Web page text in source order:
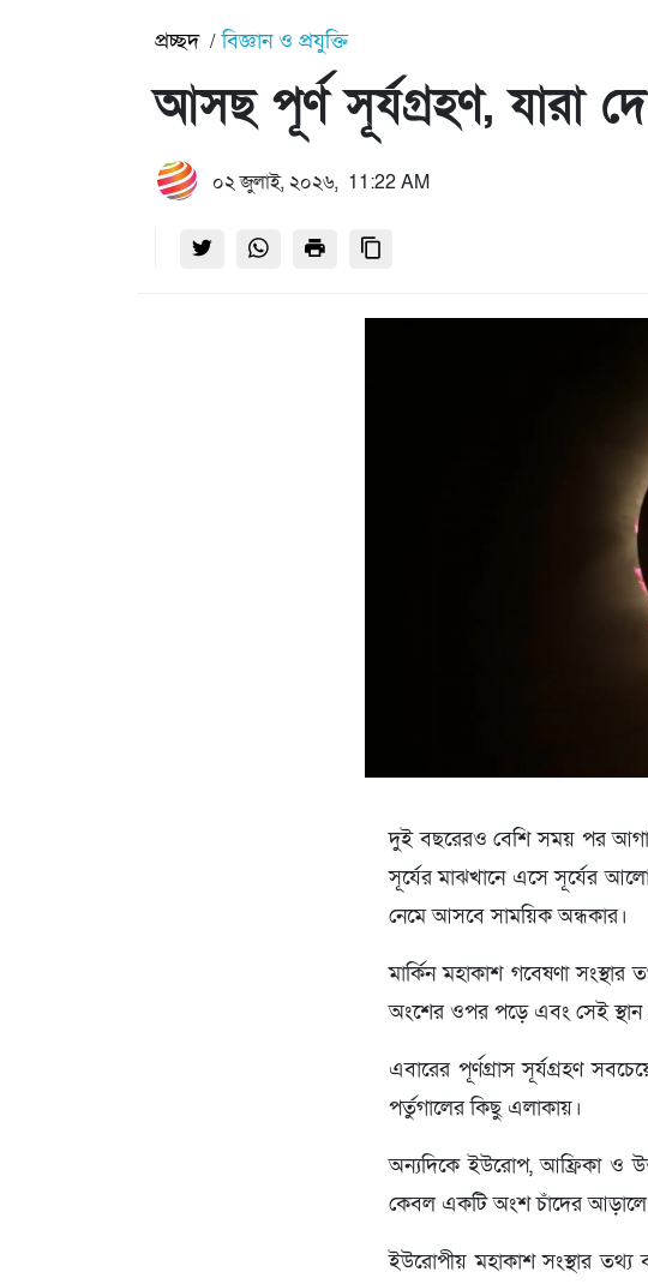
প্রচ্ছদ বিজ্ঞান ও প্রযুক্তি
আসছ পূর্ণ সূর্যগ্রহণ, যারা
০২ জুলাই, ২০২৬, 11:22 AM
দুই বছরেরও বেশি সময় পর
সূর্যের মাঝখানে এসে সূর্যের আলো
নেমে আসবে সাময়িক অন্ধকার।
মার্কিন মহাকাশ গবেষণা
অংশের ওপর পড়ে এবং সেই
এবারের পূর্ণগ্রাস সূর্যগ্রহণ
পর্তুগালের কিছু এলাকায়।
অন্যদিকে ইউরোপ, আফ্রিকা ও
কেবল একটি অংশ চাঁদের আড়ালে
ইউরোপীয় মহাকাশ সংস্থার তথ্য